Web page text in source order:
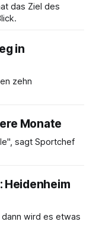
das Ziel des
in
zehn
Monate
sagt Sportchef
wird es etwas